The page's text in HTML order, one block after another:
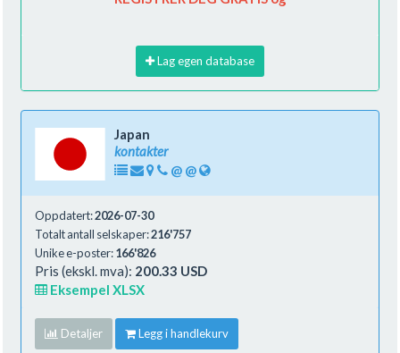
Lag egen database
Japan
kontakter
@ @
Oppdatert:2026-07-30
Totalt antall selskaper:216'757
Unike e-poster:166'826
Pris (ekskl. mva): 200.33 USD
Eksempel XLSX
Detaljer Legg i handlekurv